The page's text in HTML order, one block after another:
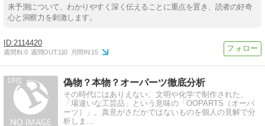
来予測について、わかりやすく深く伝えることに重点を置き、読者の好奇
心と洞察力を刺激します。
2114420
週間IN:0 週間OUT:110 月間IN:15
18 偽物？本物？オーパーツ徹底分析
その時代にはありえない、文明や化学で制作された、
「場違いな工芸品」という意味の「OOPARTS（オーパ
ーツ）」。真意がさだかではないものを個人の見解で分
析しま…